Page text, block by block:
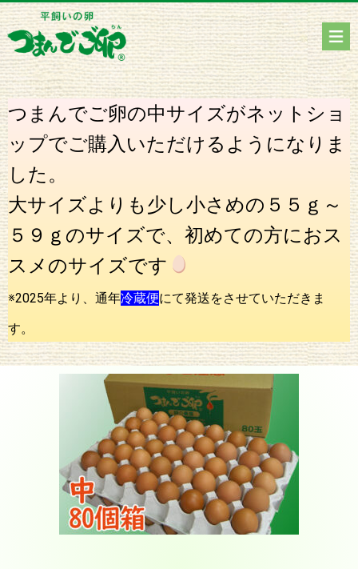
つまんでご卵の中サイズがネットショ
ップでご購入いただけるようになりま
した。
大サイズよりも少し小さめの５５ｇ～
５９ｇのサイズで、初めての方におス
スメのサイズです
※2025年より、通年冷蔵便にて発送をさせていただきま
す。